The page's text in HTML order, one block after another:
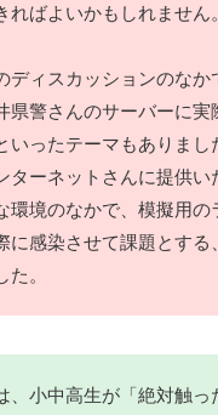
ればよいかもしれません。
ディスカッションのなか
県警さんのサーバーに
いったテーマもありまし
ターネットさんに提供い
環境のなかで、模擬用の
に感染させて課題とする
た。
、小中高生が「絶対触っ